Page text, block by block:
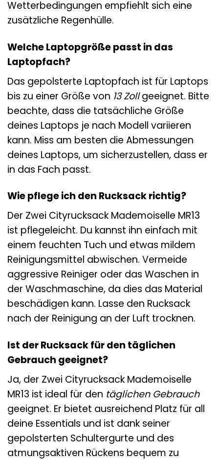
Wetterbedingungen empfiehlt sich eine
zusätzliche Regenhülle.
Welche Laptopgröße passt in das
Laptopfach?
Das gepolsterte Laptopfach ist für Laptops
bis zu einer Größe von 13 Zollgeeignet. Bitte
beachte, dass die tatsächliche Größe
deines Laptops je nach Modell variieren
kann. Miss am besten die Abmessungen
deines Laptops, um sicherzustellen, dass er
in das Fach passt.
Wie pflege ich den Rucksack richtig?
Der Zwei Cityrucksack Mademoiselle MR13
ist pflegeleicht. Du kannst ihn einfach mit
einem feuchten Tuch und etwas mildem
Reinigungsmittel abwischen. Vermeide
aggressive Reiniger oder das Waschen in
der Waschmaschine, da dies das Material
beschädigen kann. Lasse den Rucksack
nach der Reinigung an der Luft trocknen.
Ist der Rucksack für den täglichen
Gebrauch geeignet?
Ja, der Zwei Cityrucksack Mademoiselle
MR13 ist ideal für den täglichen Gebrauch
geeignet. Er bietet ausreichend Platz für all
deine Essentials und ist dank seiner
gepolsterten Schultergurte und des
atmungsaktiven Rückens bequem zu